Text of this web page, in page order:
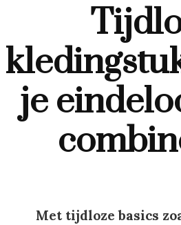
je
Met tijdloze basics